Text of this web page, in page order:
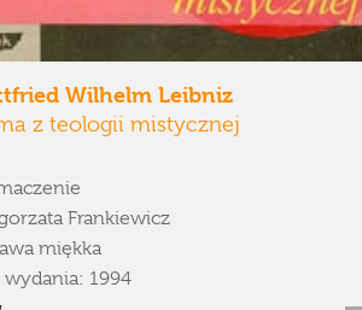
Wilhelm Leibniz
z teologii mistycznej
Frankiewicz
miękka
wydania: 1994